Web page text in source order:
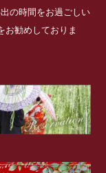
の時間をお過ごしい
お勧めしておりま